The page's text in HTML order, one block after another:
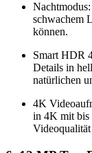
schwachem
können.
Smart HDR
Details in
natürlichen
4K
in 4K mit bis
Videoqualität